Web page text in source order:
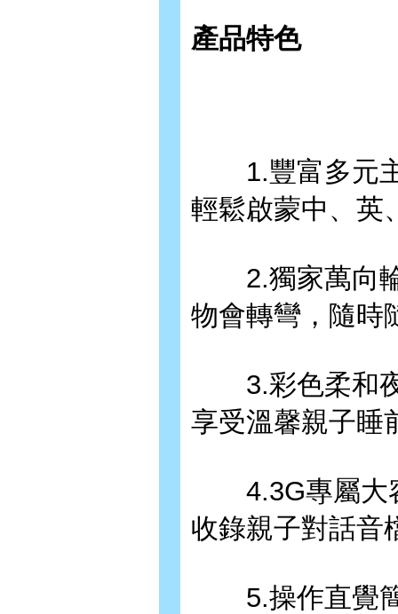
產品特色
1.豐富多元主
輕鬆啟蒙中、英
2.獨家萬向輪
物會轉彎，隨時
3.彩色柔和夜
享受溫馨親子睡
4.3G專屬大
收錄親子對話音
5.操作直覺簡